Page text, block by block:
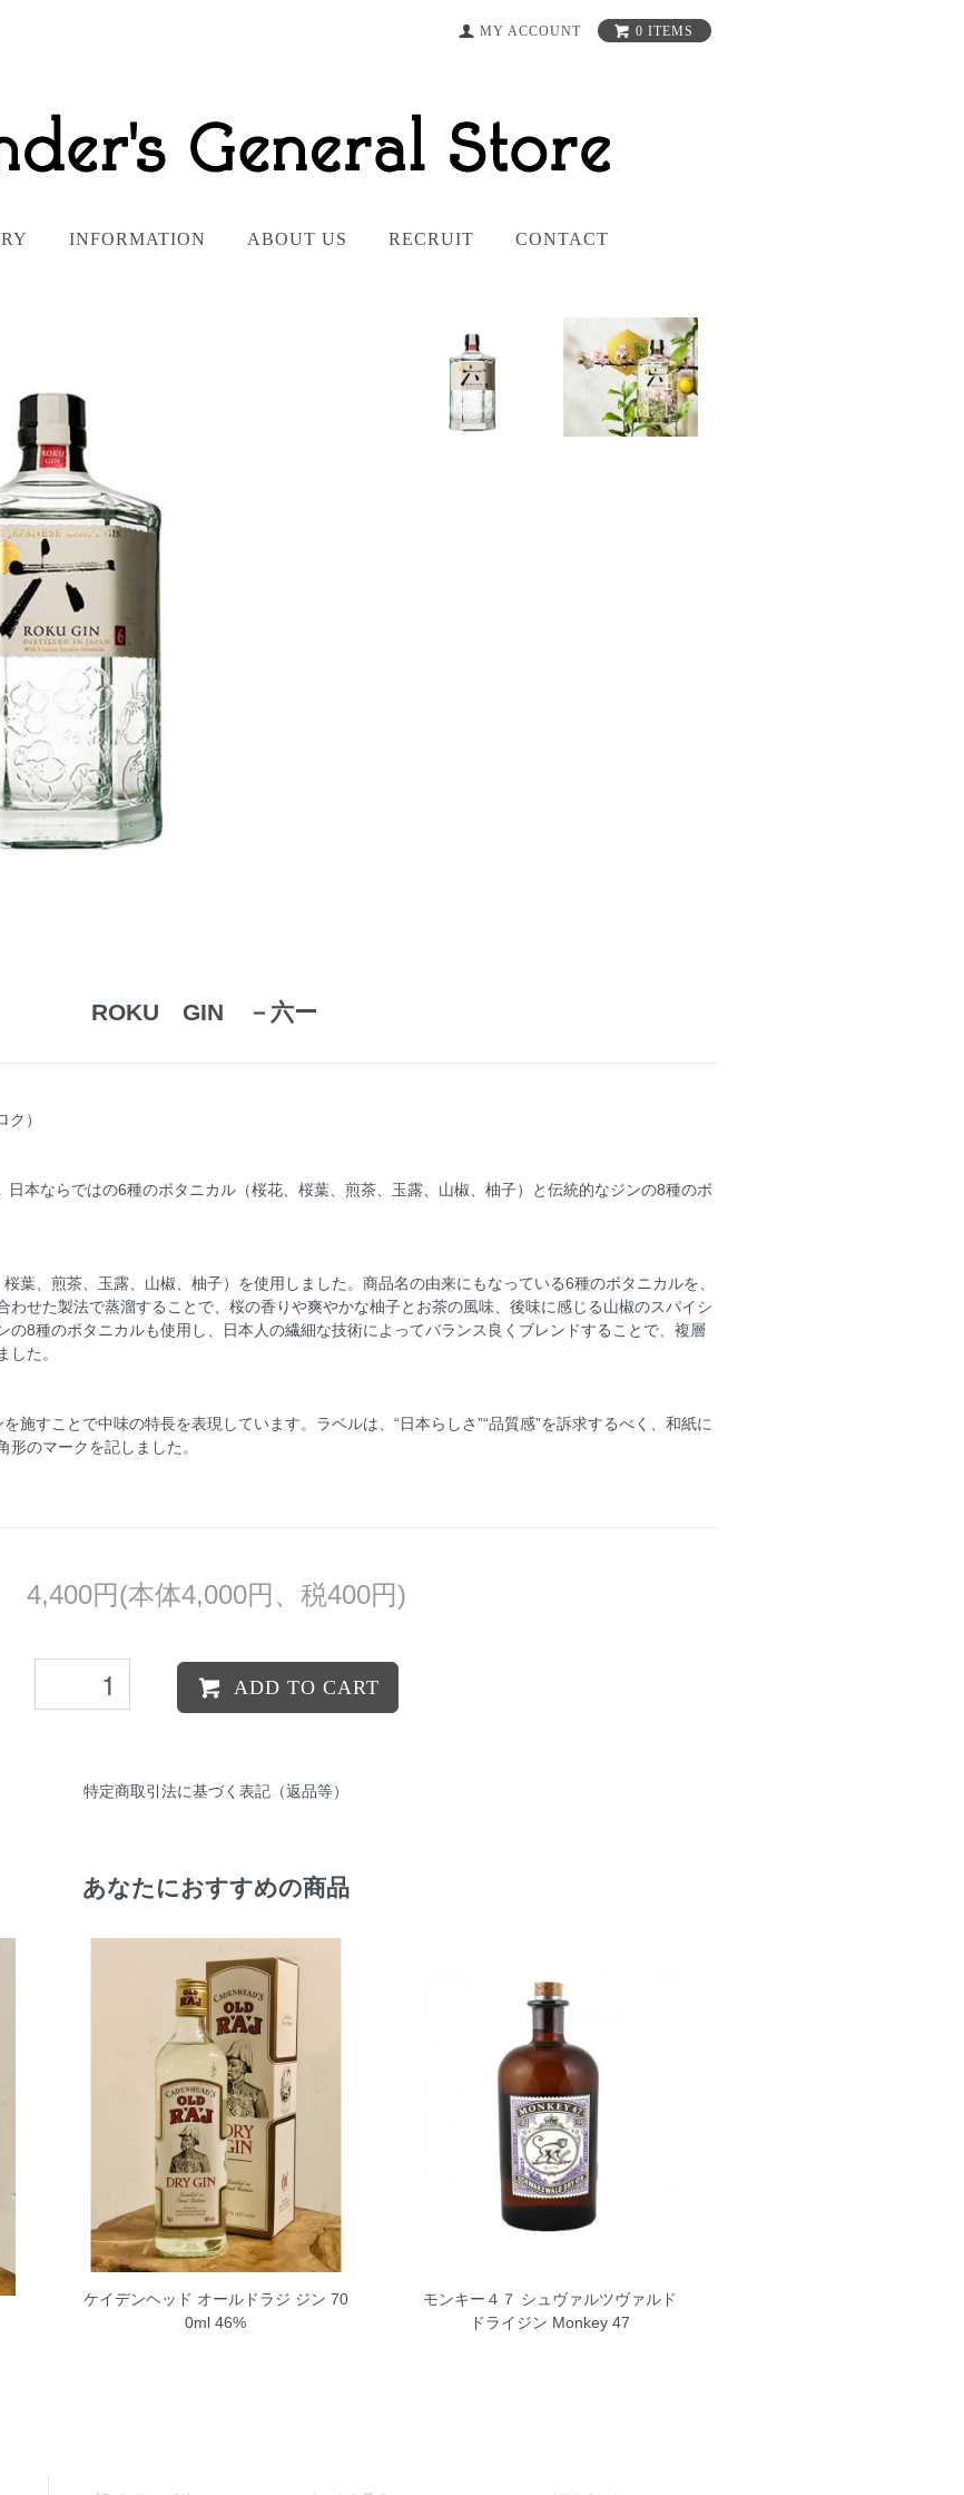
MY ACCOUNT 0 ITEMS
INFORMATION ABOUT US RECRUIT CONTACT
ROKU GIN －六ー
）
日本ならではの6種のボタニカル（桜花、桜葉、煎茶、玉露、山椒、柚子）と伝統的なジンの8種のボ
葉、煎茶、玉露、山椒、柚子）を使用しました。商品名の由来にもなっている6種のボタニカルを、
わせた製法で蒸溜することで、桜の香りや爽やかな柚子とお茶の風味、後味に感じる山椒のスパイシ
の8種のボタニカルも使用し、日本人の繊細な技術によってバランス良くブレンドすることで、複層
した。
施すことで中味の特長を表現しています。ラベルは、“日本らしさ”“品質感”を訴求するべく、和紙に
のマークを記しました。
4,400円(本体4,000円、税400円)
ADD TO CART
特定商取引法に基づく表記（返品等）
あなたにおすすめの商品
ケイデンヘッド オールドラジ ジン 70
0ml 46%
モンキー４７ シュヴァルツヴァルド
ドライジン Monkey 47